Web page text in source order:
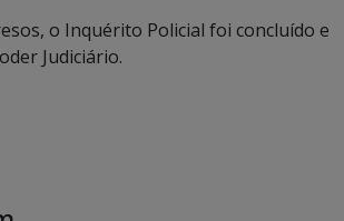
o Inquérito Policial foi concluído e
Judiciário.